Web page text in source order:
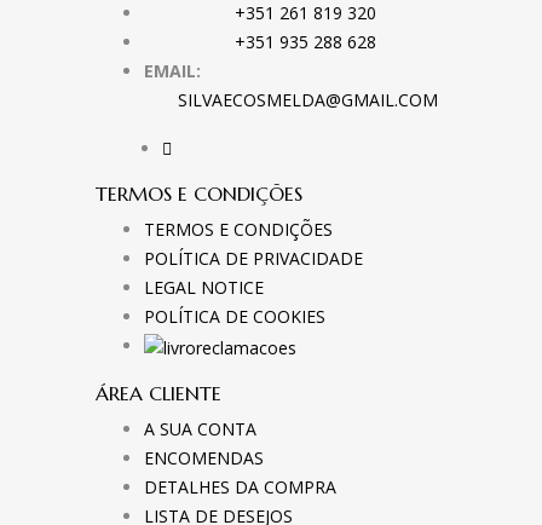
+351 261 819 320
+351 935 288 628
EMAIL:
SILVAECOSMELDA@GMAIL.COM
TERMOS E CONDIÇÕES
TERMOS E CONDIÇÕES
POLÍTICA DE PRIVACIDADE
LEGAL NOTICE
POLÍTICA DE COOKIES
ÁREA CLIENTE
A SUA CONTA
ENCOMENDAS
DETALHES DA COMPRA
LISTA DE DESEJOS